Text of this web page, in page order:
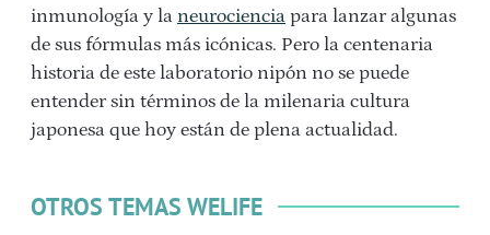
inmunología y la neurociencia para lanzar algunas
de sus fórmulas más icónicas. Pero la centenaria
historia de este laboratorio nipón no se puede
entender sin términos de la milenaria cultura
japonesa que hoy están de plena actualidad.
OTROS TEMAS WELIFE